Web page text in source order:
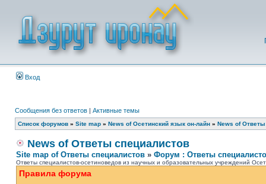
Вход
Сообщения без ответов | Активные темы
Список форумов » Site map » News of Осетинский язык он-лайн » News of
News of Ответы специалистов
Site map of Ответы специалистов » Форум : Ответы
Ответы специалистов-осетиноведов из научных и образовательных учреждений
Правила форума